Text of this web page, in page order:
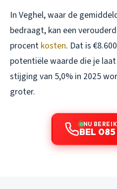
In Veghel, waar de
bedraagt, kan een
procent kosten. Dat is
potentiële waarde die je
stijging van 5,0% in 2025
groter.
NU
BEL